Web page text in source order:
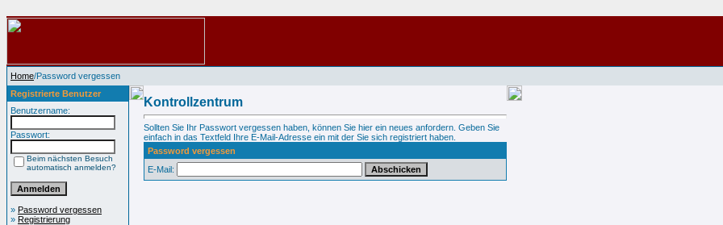
Home/Password vergessen
Registrierte Benutzer
Benutzername:
Passwort:
Beim nächsten Besuch
automatisch anmelden?
» Password vergessen
» Registrierung
Kontrollzentrum
Sollten Sie Ihr Passwort vergessen haben, können Sie hier ein neues anfordern. Geben Sie
einfach in das Textfeld Ihre E-Mail-Adresse ein mit der Sie sich registriert haben.
Password vergessen
E-Mail: